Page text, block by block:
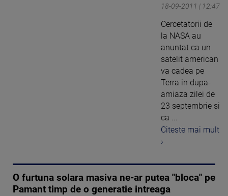
18-09-2011 | 12:47
Cercetatorii de
la NASA au
anuntat ca un
satelit american
va cadea pe
Terra in dupa-
amiaza zilei de
23 septembrie si
ca ...
Citeste mai mult
›
O furtuna solara masiva ne-ar putea "bloca" pe
Pamant timp de o generatie intreaga